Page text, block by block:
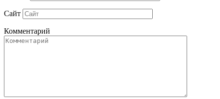
Сайт
Комментарий